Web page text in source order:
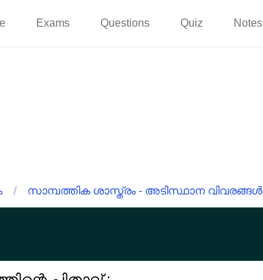
Exams Questions Quiz Notes
/ സാമ്പത്തിക ശാസ്ത്രം - അടിസ്ഥാന വിവരങ്ങൾ